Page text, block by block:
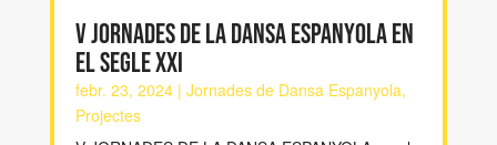
V JORNADES DE LA DANSA ESPANYOLA en
el segle XXI
febr. 23, 2024| Jornades de Dansa Espanyola,
Projectes